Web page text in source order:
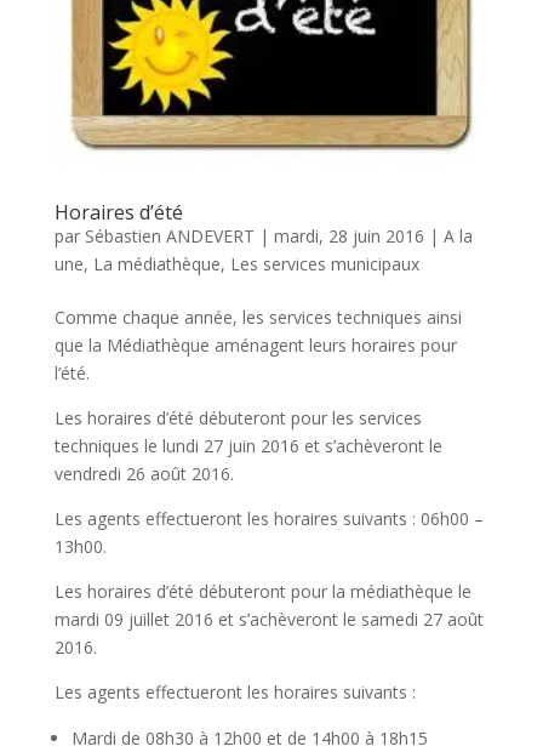
Horaires d’été
par Sébastien ANDEVERT | mardi, 28 juin 2016 | A la
une, La médiathèque, Les services municipaux
Comme chaque année, les services techniques ainsi
que la Médiathèque aménagent leurs horaires pour
l’été.
Les horaires d’été débuteront pour les services
techniques le lundi 27 juin 2016 et s’achèveront le
vendredi 26 août 2016.
Les agents effectueront les horaires suivants : 06h00 –
13h00.
Les horaires d’été débuteront pour la médiathèque le
mardi 09 juillet 2016 et s’achèveront le samedi 27 août
2016.
Les agents effectueront les horaires suivants :
Mardi de 08h30 à 12h00 et de 14h00 à 18h15